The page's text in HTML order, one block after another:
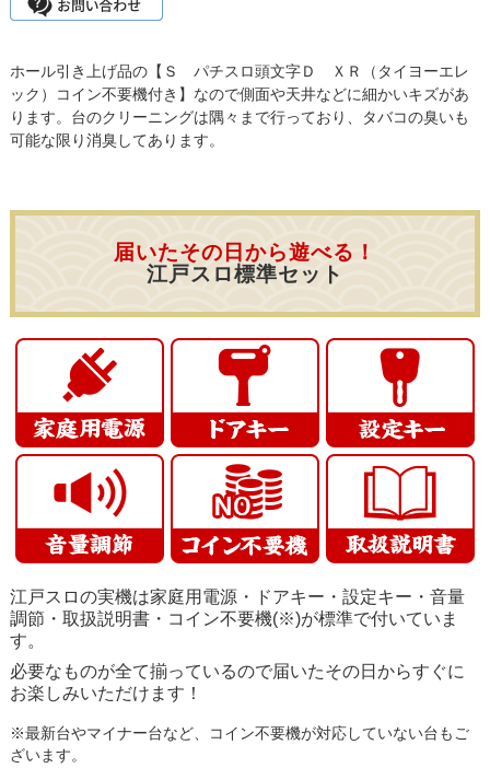
ホール引き上げ品の【Ｓ パチスロ頭文字Ｄ ＸＲ（タイヨーエレ
ック）コイン不要機付き】なので側面や天井などに細かいキズがあ
ります。台のクリーニングは隅々まで行っており、タバコの臭いも
可能な限り消臭してあります。
届いたその日から遊べる！
江戸スロ標準セット
江戸スロの実機は家庭用電源・ドアキー・設定キー・音量
調節・取扱説明書・コイン不要機(※)が標準で付いていま
す。
必要なものが全て揃っているので届いたその日からすぐに
お楽しみいただけます！
※最新台やマイナー台など、コイン不要機が対応していない台もご
ざいます。